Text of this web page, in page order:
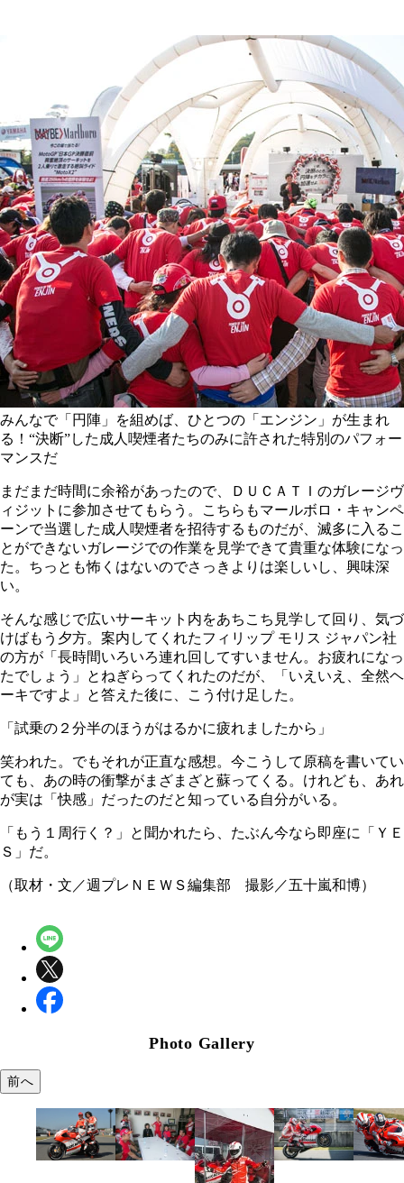
みんなで「円陣」を組めば、ひとつの「エンジン」が生まれ
る！“決断”した成人喫煙者たちのみに許された特別のパフォー
マンスだ
まだまだ時間に余裕があったので、ＤＵＣＡＴＩのガレージヴ
ィジットに参加させてもらう。こちらもマールボロ・キャンペ
ーンで当選した成人喫煙者を招待するものだが、滅多に入るこ
とができないガレージでの作業を見学できて貴重な体験になっ
た。ちっとも怖くはないのでさっきよりは楽しいし、興味深
い。
そんな感じで広いサーキット内をあちこち見学して回り、気づ
けばもう夕方。案内してくれたフィリップ モリス ジャパン社
の方が「長時間いろいろ連れ回してすいません。お疲れになっ
たでしょう」とねぎらってくれたのだが、「いえいえ、全然ヘ
ーキですよ」と答えた後に、こう付け足した。
「試乗の２分半のほうがはるかに疲れましたから」
笑われた。でもそれが正直な感想。今こうして原稿を書いてい
ても、あの時の衝撃がまざまざと蘇ってくる。けれども、あれ
が実は「快感」だったのだと知っている自分がいる。
「もう１周行く？」と聞かれたら、たぶん今なら即座に「ＹＥ
Ｓ」だ。
（取材・文／週プレＮＥＷＳ編集部 撮影／五十嵐和博）
Photo Gallery
前へ